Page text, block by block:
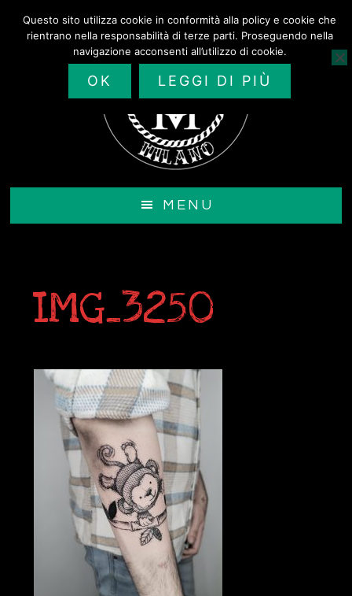
MENU
IMG_3250
Questo sito utilizza cookie in conformità alla policy e cookie che
rientrano nella responsabilità di terze parti. Proseguendo nella
navigazione acconsenti all’utilizzo di cookie.
OK LEGGI DI PIÙ